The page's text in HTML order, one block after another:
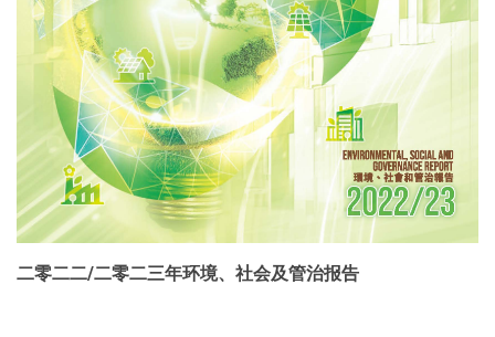
二零二二/二零二三年环境、社会及管治报告